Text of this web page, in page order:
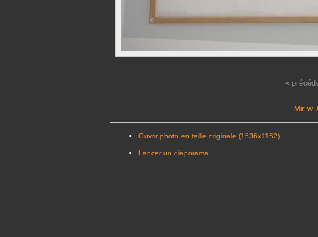
«
Mir-w-
Ouvrir photo en taille originale (1536x1152)
Lancer un diaporama